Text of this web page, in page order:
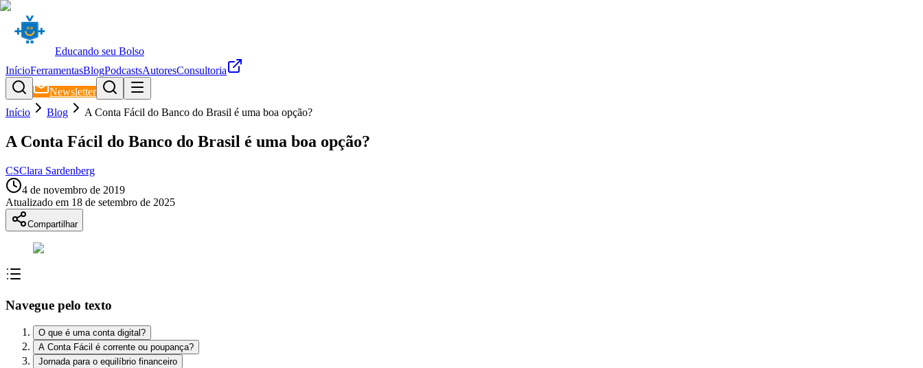
Educando seu Bolso
InícioFerramentasBlogPodcastsAutoresConsultoria
Newsletter
Início
Blog A Conta Fácil do Banco do Brasil é uma boa opção?
A Conta Fácil do Banco do Brasil é uma boa opção?
CSClara Sardenberg
4 de novembro de 2019
Atualizado em 18 de setembro de 2025
Compartilhar
Navegue pelo texto
O que é uma conta digital?
A Conta Fácil é corrente ou poupança?
Jornada para o equilíbrio financeiro